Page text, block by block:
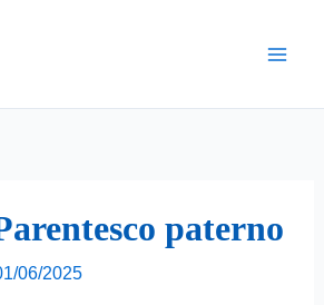
paterno
06/2025